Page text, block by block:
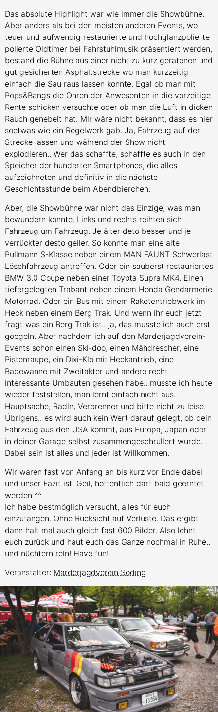
Das absolute Highlight war wie immer die Showbühne.
Aber anders als bei den meisten anderen Events, wo
teuer und aufwendig restaurierte und hochglanzpolierte
polierte Oldtimer bei Fahrstuhlmusik präsentiert werden,
bestand die Bühne aus einer nicht zu kurz geratenen und
gut gesicherten Asphaltstrecke wo man kurzzeitig
einfach die Sau raus lassen konnte. Egal ob man mit
Pops&Bangs die Ohren der Anwesenten in die vorzeitige
Rente schicken versuchte oder ob man die Luft in dicken
Rauch genebelt hat. Mir wäre nicht bekannt, dass es hier
soetwas wie ein Regelwerk gab. Ja, Fahrzeug auf der
Strecke lassen und während der Show nicht
explodieren.. Wer das schaffte, schaffte es auch in den
Speicher der hunderten Smartphones, die alles
aufzeichneten und definitiv in die nächste
Geschichtsstunde beim Abendbierchen.
Aber, die Showbühne war nicht das Einzige, was man
bewundern konnte. Links und rechts reihten sich
Fahrzeug um Fahrzeug. Je älter deto besser und je
verrückter desto geiler. So konnte man eine alte
Pullmann S-Klasse neben einem MAN FAUNT Schwerlast
Löschfahrzeug antreffen. Oder ein sauberst restauriertes
BMW 3.0 Coupe neben einer Toyota Supra MK4. Einen
tiefergelegten Trabant neben einem Honda Gendarmerie
Motorrad. Oder ein Bus mit einem Raketentriebwerk im
Heck neben einem Berg Trak. Und wenn ihr euch jetzt
fragt was ein Berg Trak ist.. ja, das musste ich auch erst
googeln. Aber nachdem ich auf den Marderjagdverein-
Events schon einen Ski-doo, einen Mähdrescher, eine
Pistenraupe, ein Dixi-Klo mit Heckantrieb, eine
Badewanne mit Zweitakter und andere recht
interessante Umbauten gesehen habe.. musste ich heute
wieder feststellen, man lernt einfach nicht aus.
Hauptsache, Radln, Verbrenner und bitte nicht zu leise.
Übrigens.. es wird auch kein Wert darauf gelegt, ob dein
Fahrzeug aus den USA kommt, aus Europa, Japan oder
in deiner Garage selbst zusammengeschrullert wurde.
Dabei sein ist alles und jeder ist Willkommen.
Wir waren fast von Anfang an bis kurz vor Ende dabei
und unser Fazit ist: Geil, hoffentlich darf bald geerntet
werden ^^
Ich habe bestmöglich versucht, alles für euch
einzufangen. Ohne Rücksicht auf Verluste. Das ergibt
dann halt mal auch gleich fast 600 Bilder. Also lehnt
euch zurück und haut euch das Ganze nochmal in Ruhe..
und nüchtern rein! Have fun!
Veranstalter: Marderjagdverein Söding